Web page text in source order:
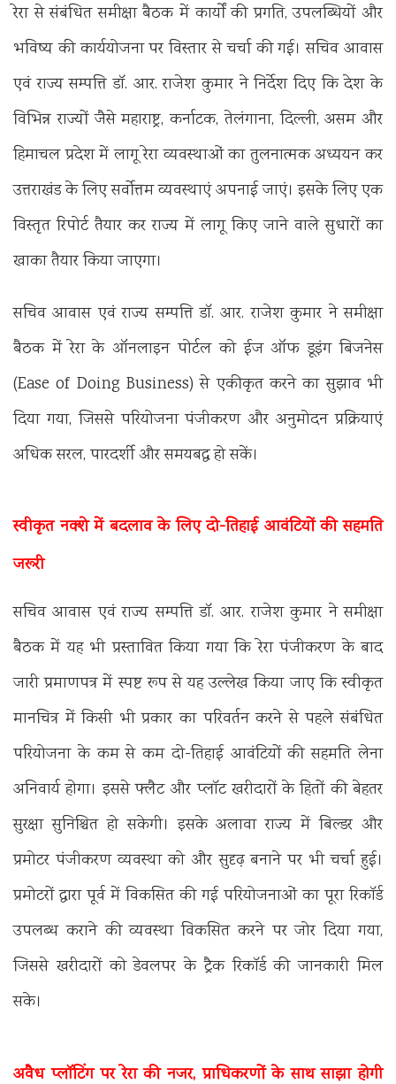
रेरा से संबंधित समीक्षा बैठक में कार्यों की प्रगति, उपलब्धियों और
भविष्य की कार्ययोजना पर विस्तार से चर्चा की गई। सचिव आवास
एवं राज्य सम्पत्ति डॉ. आर. राजेश कुमार ने निर्देश दिए कि देश के
विभिन्न राज्यों जैसे महाराष्ट्र, कर्नाटक, तेलंगाना, दिल्ली, असम और
हिमाचल प्रदेश में लागू रेरा व्यवस्थाओं का तुलनात्मक अध्ययन कर
उत्तराखंड के लिए सर्वोत्तम व्यवस्थाएं अपनाई जाएं। इसके लिए एक
विस्तृत रिपोर्ट तैयार कर राज्य में लागू किए जाने वाले सुधारों का
खाका तैयार किया जाएगा।
सचिव आवास एवं राज्य सम्पत्ति डॉ. आर. राजेश कुमार ने समीक्षा
बैठक में रेरा के ऑनलाइन पोर्टल को ईज ऑफ डूइंग बिजनेस
(Ease of Doing Business) से एकीकृत करने का सुझाव भी
दिया गया, जिससे परियोजना पंजीकरण और अनुमोदन प्रक्रियाएं
अधिक सरल, पारदर्शी और समयबद्ध हो सकें।
स्वीकृत नक्शे में बदलाव के लिए दो-तिहाई आवंटियों की सहमति
जरूरी
सचिव आवास एवं राज्य सम्पत्ति डॉ. आर. राजेश कुमार ने समीक्षा
बैठक में यह भी प्रस्तावित किया गया कि रेरा पंजीकरण के बाद
जारी प्रमाणपत्र में स्पष्ट रूप से यह उल्लेख किया जाए कि स्वीकृत
मानचित्र में किसी भी प्रकार का परिवर्तन करने से पहले संबंधित
परियोजना के कम से कम दो-तिहाई आवंटियों की सहमति लेना
अनिवार्य होगा। इससे फ्लैट और प्लॉट खरीदारों के हितों की बेहतर
सुरक्षा सुनिश्चित हो सकेगी। इसके अलावा राज्य में बिल्डर और
प्रमोटर पंजीकरण व्यवस्था को और सुदृढ़ बनाने पर भी चर्चा हुई।
प्रमोटरों द्वारा पूर्व में विकसित की गई परियोजनाओं का पूरा रिकॉर्ड
उपलब्ध कराने की व्यवस्था विकसित करने पर जोर दिया गया,
जिससे खरीदारों को डेवलपर के ट्रैक रिकॉर्ड की जानकारी मिल
सके।
अवैध प्लॉटिंग पर रेरा की नजर, प्राधिकरणों के साथ साझा होगी